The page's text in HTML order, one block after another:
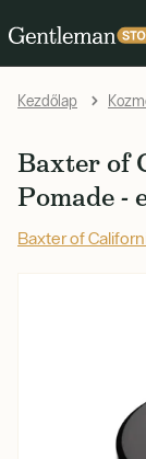
Kezdőlap
Baxter of
Pomade -
Baxter of